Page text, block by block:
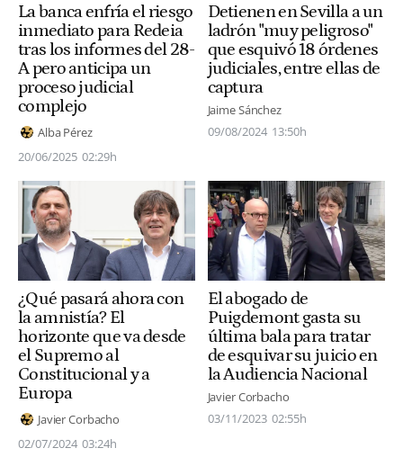
La banca enfría el riesgo
inmediato para Redeia
tras los informes del 28-
A pero anticipa un
proceso judicial
complejo
Alba Pérez
20/06/2025 02:29h
Detienen en Sevilla a un
ladrón "muy peligroso"
que esquivó 18 órdenes
judiciales, entre ellas de
captura
Jaime Sánchez
09/08/2024 13:50h
¿Qué pasará ahora con
la amnistía? El
horizonte que va desde
el Supremo al
Constitucional y a
Europa
Javier Corbacho
02/07/2024 03:24h
El abogado de
Puigdemont gasta su
última bala para tratar
de esquivar su juicio en
la Audiencia Nacional
Javier Corbacho
03/11/2023 02:55h